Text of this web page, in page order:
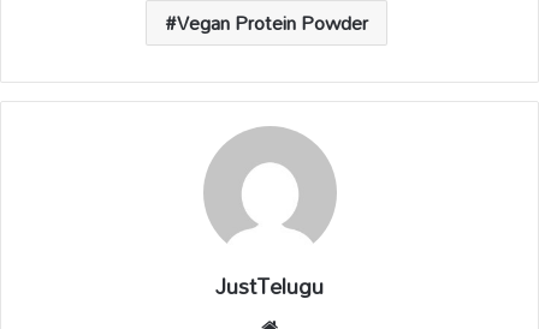
Vegan Protein Powder
JustTelugu